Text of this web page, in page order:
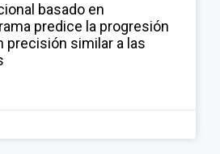
basado en
predice la progresión
precisión similar a las